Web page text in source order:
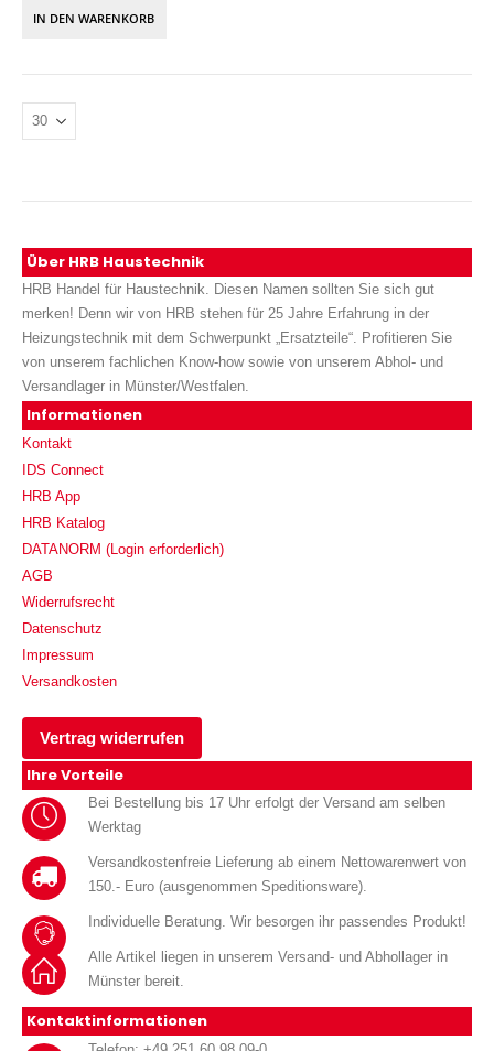
IN DEN WARENKORB
Über HRB Haustechnik
HRB Handel für Haustechnik. Diesen Namen sollten Sie sich gut
merken! Denn wir von HRB stehen für 25 Jahre Erfahrung in der
Heizungstechnik mit dem Schwerpunkt „Ersatzteile“. Profitieren Sie
von unserem fachlichen Know-how sowie von unserem Abhol- und
Versandlager in Münster/Westfalen.
Informationen
Kontakt
IDS Connect
HRB App
HRB Katalog
DATANORM (Login erforderlich)
AGB
Widerrufsrecht
Datenschutz
Impressum
Versandkosten
Vertrag widerrufen
Ihre Vorteile
Bei Bestellung bis 17 Uhr erfolgt der Versand am selben
Werktag
Versandkostenfreie Lieferung ab einem Nettowarenwert von
150.- Euro (ausgenommen Speditionsware).
Individuelle Beratung. Wir besorgen ihr passendes Produkt!
Alle Artikel liegen in unserem Versand- und Abhollager in
Münster bereit.
Kontaktinformationen